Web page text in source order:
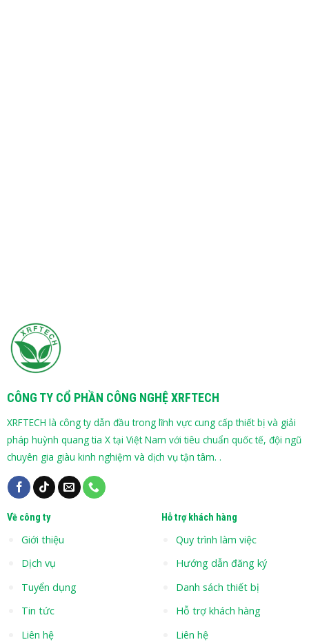
CÔNG TY CỔ PHẦN CÔNG NGHỆ XRFTECH
XRFTECH là công ty dẫn đầu trong lĩnh vực cung cấp thiết bị và giải
pháp huỳnh quang tia X tại Việt Nam với tiêu chuẩn quốc tế, đội ngũ
chuyên gia giàu kinh nghiệm và dịch vụ tận tâm. .
Về công ty
Giới thiệu
Dịch vụ
Tuyển dụng
Tin tức
Liên hệ
Hỗ trợ khách hàng
Quy trình làm việc
Hướng dẫn đăng ký
Danh sách thiết bị
Hỗ trợ khách hàng
Liên hệ